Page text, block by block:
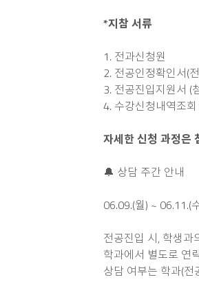
*지참 서류
1. 전과신청원
2. 전공인정확인서(
3. 전공진입지원서 (
4. 수강신청내역조
자세한 신청 과정은
🔔 상담 주간 안내
06.09.(월) ~ 06.11.(
전공진입 시, 학생과
학과에서 별도로 연
상담 여부는 학과(